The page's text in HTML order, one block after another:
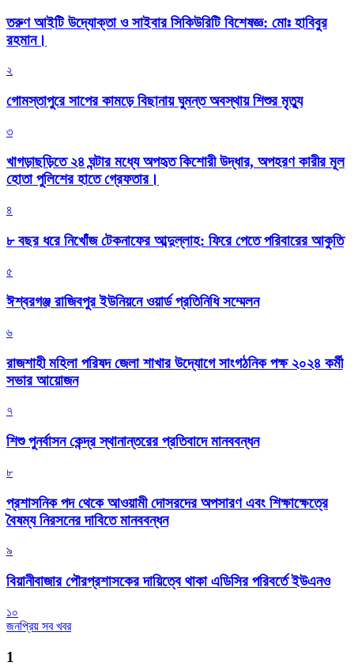
তরুণ আইটি উদ্যোক্তা ও সাইবার সিকিউরিটি বিশেষজ্ঞ: মোঃ হাবিবুর
রহমান।
২
গোমস্তাপুরে সাপের কামড়ে বিছানায় ঘুমন্ত অবস্থায় শিশুর মৃত্যু
৩
খাগড়াছড়িতে ২৪ ঘন্টার মধ্যে অপহৃত কিশোরী উদ্ধার, অপহরণ কারীর মূল
হোতা পুলিশের হাতে গ্রেফতার।
৪
৮ বছর ধরে নিখোঁজ টেকনাফের আব্দুল্লাহ: ফিরে পেতে পরিবারের আকুতি
৫
ঈশ্বরগঞ্জ রাজিবপুর ইউনিয়নে ওয়ার্ড প্রতিনিধি সম্মেলন
৬
রাজশাহী মহিলা পরিষদ জেলা শাখার উদ্যোগে সাংগঠনিক পক্ষ ২০২৪ কর্মী
সভার আয়োজন
৭
শিশু পুনর্বাসন কেন্দ্র স্থানান্তরের প্রতিবাদে মানববন্ধন
৮
প্রশাসনিক পদ থেকে আওয়ামী দোসরদের অপসারণ এবং শিক্ষাক্ষেত্রে
বৈষম্য নিরসনের দাবিতে মানববন্ধন
৯
বিয়ানীবাজার পৌরপ্রশাসকের দায়িত্বে থাকা এডিসির পরিবর্তে ইউএনও
১০
জনপ্রিয় সব খবর
1